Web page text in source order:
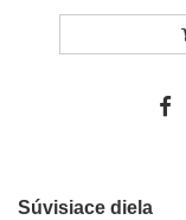
Súvisiace diela